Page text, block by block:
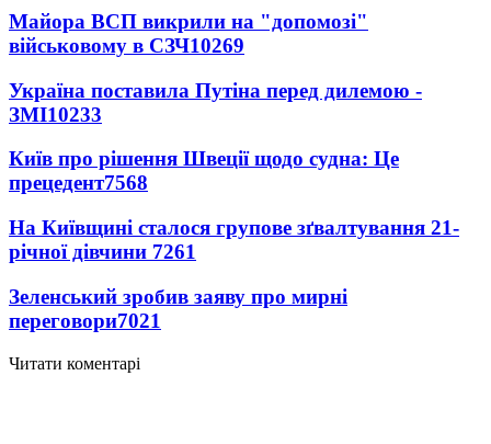
Майора ВСП викрили на "допомозі"
військовому в СЗЧ10269
Україна поставила Путіна перед дилемою -
ЗМІ10233
Київ про рішення Швеції щодо судна: Це
прецедент7568
На Київщині сталося групове зґвалтування 21-
річної дівчини 7261
Зеленський зробив заяву про мирні
переговори7021
Читати коментарі